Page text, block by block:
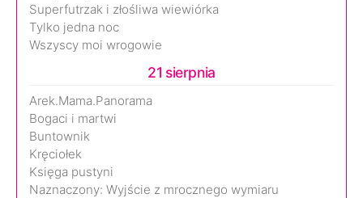
Superfutrzak i złośliwa wiewiórka
Tylko jedna noc
Wszyscy moi wrogowie
21 sierpnia
Arek.Mama.Panorama
Bogaci i martwi
Buntownik
Kręciołek
Księga pustyni
Naznaczony: Wyjście z mrocznego wymiaru